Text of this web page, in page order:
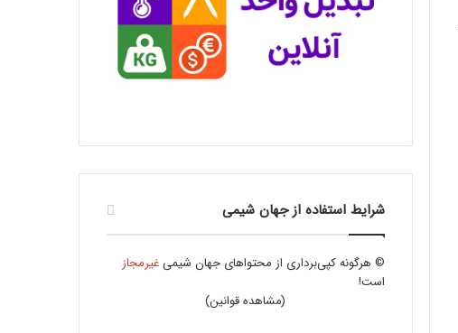
شرایط استفاده از جهان شیمی
© هرگونه کپی‌برداری از محتواهای جهان شیمیغیرمجاز
است!
(مشاهده قوانین)